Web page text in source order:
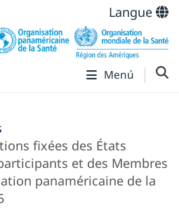
Langue
Menú
fixées des États
et des Membres
panaméricaine de la